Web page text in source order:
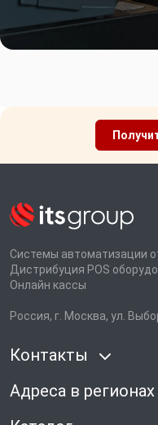
Системы автоматизации
Дистрибуция POS
Онлайн кассы
Россия, г. Москва, ул.
Контакты
Адреса в регионах